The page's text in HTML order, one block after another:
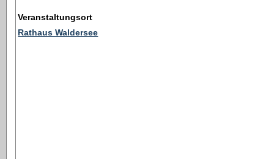
Veranstaltungsort
Rathaus Waldersee